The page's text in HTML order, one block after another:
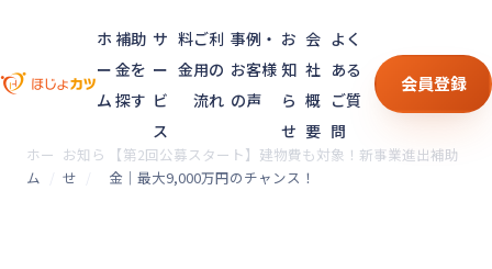
ホ
ー
ム
補助
金を
探す
サ
ー
ビ
ス
料
金
ご利
用の
流れ
事例・
お客様
の声
お
知
ら
せ
会
社
概
要
よく
ある
ご質
問
会員登録
ホー
ム
お知ら
せ
【第2回公募スタート】建物費も対象！新事業進出補助
金｜最大9,000万円のチャンス！